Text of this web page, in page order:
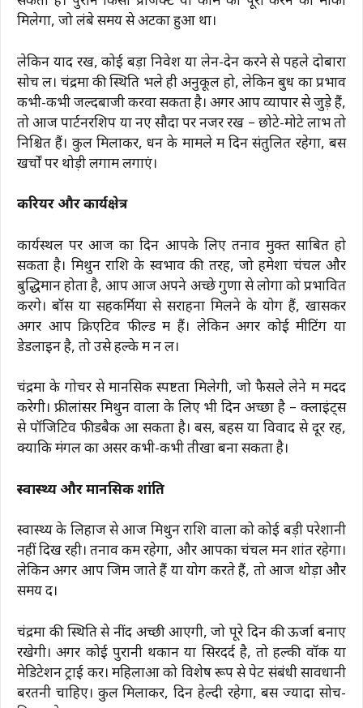
मिलेगा, जो लंबे समय से अटका हुआ था।
लेकिन याद रखें, कोई बड़ा निवेश या लेन-देन करने से पहले दोबारा
सोच लें। चंद्रमा की स्थिति भले ही अनुकूल हो, लेकिन बुध का प्रभाव
कभी-कभी जल्दबाजी करवा सकता है। अगर आप व्यापार से जुड़े हैं,
तो आज पार्टनरशिप या नए सौदों पर नजर रखें – छोटे-मोटे लाभ तो
निश्चित हैं। कुल मिलाकर, धन के मामले में दिन संतुलित रहेगा, बस
खर्चों पर थोड़ी लगाम लगाएं।
करियर और कार्यक्षेत्र
कार्यस्थल पर आज का दिन आपके लिए तनाव मुक्त साबित हो
सकता है। मिथुन राशि के स्वभाव की तरह, जो हमेशा चंचल और
बुद्धिमान होता है, आप आज अपने अच्छे गुणों से लोगों को प्रभावित
करेंगे। बॉस या सहकर्मियों से सराहना मिलने के योग हैं, खासकर
अगर आप क्रिएटिव फील्ड में हैं। लेकिन अगर कोई मीटिंग या
डेडलाइन है, तो उसे हल्के में न लें।
चंद्रमा के गोचर से मानसिक स्पष्टता मिलेगी, जो फैसले लेने में मदद
करेगी। फ्रीलांसर मिथुन वालों के लिए भी दिन अच्छा है – क्लाइंट्स
से पॉजिटिव फीडबैक आ सकता है। बस, बहस या विवाद से दूर रहें,
क्योंकि मंगल का असर कभी-कभी तीखा बना सकता है।
स्वास्थ्य और मानसिक शांति
स्वास्थ्य के लिहाज से आज मिथुन राशि वालों को कोई बड़ी परेशानी
नहीं दिख रही। तनाव कम रहेगा, और आपका चंचल मन शांत रहेगा।
लेकिन अगर आप जिम जाते हैं या योग करते हैं, तो आज थोड़ा और
समय दें।
चंद्रमा की स्थिति से नींद अच्छी आएगी, जो पूरे दिन की ऊर्जा बनाए
रखेगी। अगर कोई पुरानी थकान या सिरदर्द है, तो हल्की वॉक या
मेडिटेशन ट्राई करें। महिलाओं को विशेष रूप से पेट संबंधी सावधानी
बरतनी चाहिए। कुल मिलाकर, दिन हेल्दी रहेगा, बस ज्यादा सोच-